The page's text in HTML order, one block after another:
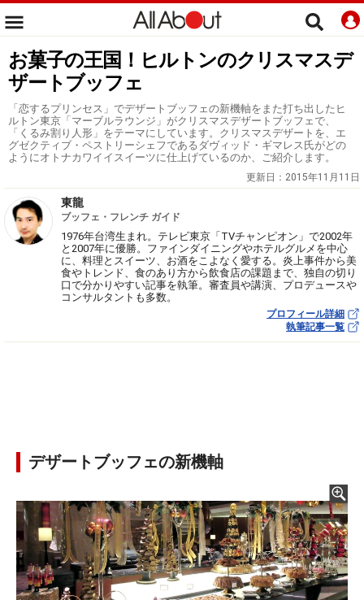
お菓子の王国！ヒルトンのクリスマスデ
ザートブッフェ
「恋するプリンセス」でデザートブッフェの新機軸をまた打ち出したヒ
ルトン東京「マーブルラウンジ」がクリスマスデザートブッフェで、
「くるみ割り人形」をテーマにしています。クリスマスデザートを、エ
グゼクティブ・ペストリーシェフであるダヴィッド・ギマレス氏がどの
ようにオトナカワイイスイーツに仕上げているのか、ご紹介します。
更新日： 2015年11月11日
東龍
ブッフェ・フレンチ ガイド
1976年台湾生まれ。テレビ東京「TVチャンピオン」で2002年
と2007年に優勝。ファインダイニングやホテルグルメを中心
に、料理とスイーツ、お酒をこよなく愛する。炎上事件から美
食やトレンド、食のあり方から飲食店の課題まで、独自の切り
口で分かりやすい記事を執筆。審査員や講演、プロデュースや
コンサルタントも多数。
プロフィール詳細
執筆記事一覧
デザートブッフェの新機軸